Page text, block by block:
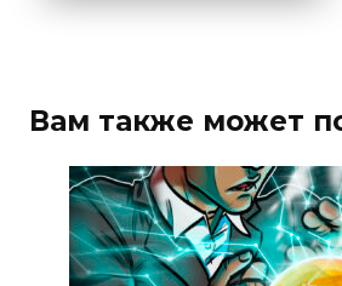
Вам также может